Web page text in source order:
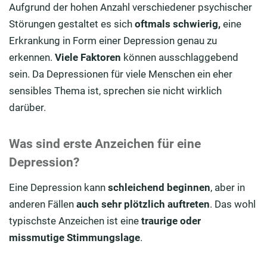
Aufgrund der hohen Anzahl verschiedener psychischer
Störungen gestaltet es sich oftmals schwierig, eine
Erkrankung in Form einer Depression genau zu
erkennen. Viele Faktoren können ausschlaggebend
sein. Da Depressionen für viele Menschen ein eher
sensibles Thema ist, sprechen sie nicht wirklich
darüber.
Was sind erste Anzeichen für eine
Depression?
Eine Depression kann schleichend beginnen, aber in
anderen Fällen auch sehr plötzlich auftreten. Das wohl
typischste Anzeichen ist eine traurige oder
missmutige Stimmungslage.